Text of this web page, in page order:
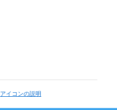
アイコンの説明